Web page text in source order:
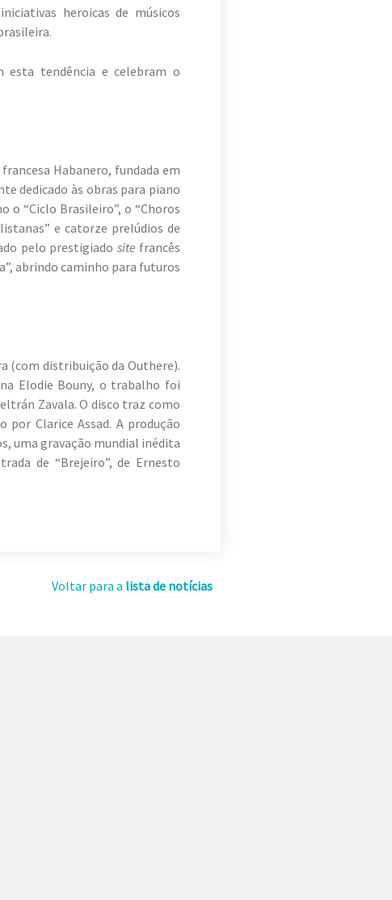
heroicas de músicos
esta tendência e celebram o
Habanero, fundada em
dedicado às obras para piano
o “Ciclo Brasileiro”, o “Choros
e catorze prelúdios de
pelo prestigiado site francês
abrindo caminho para futuros
(com distribuição da Outhere).
Elodie Bouny, o trabalho foi
Zavala. O disco traz como
por Clarice Assad. A produção
uma gravação mundial inédita
de “Brejeiro”, de Ernesto
Voltar para a lista de notícias